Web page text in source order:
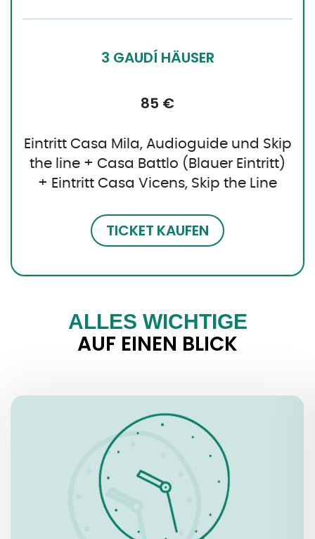
3 GAUDÍ HÄUSER
85 €
Eintritt Casa Mila, Audioguide und Skip
the line + Casa Battlo (Blauer Eintritt)
+ Eintritt Casa Vicens, Skip the Line
TICKET KAUFEN
ALLES WICHTIGE
AUF EINEN BLICK
ÖFFNUNGSZEITEN
4. März – 1. November:
Täglich, 9.00 – 20.30 Uhr
Nachtöffnung: 21 – 23 Uhr
2. November – 3. März:
Täglich, 9.00 – 18.30 Uhr
Nachtöffnung: 19. – 23 Uhr